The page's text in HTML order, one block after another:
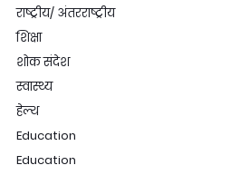
राष्ट्रीय/ अंतरराष्ट्रीय
शिक्षा
शोक संदेश
स्वास्थ्य
हेल्थ
Education
Education